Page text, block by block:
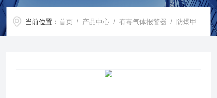
当前位置：首页 / 产品中心 /有毒气体报警器 / 防爆甲烷气体报警器